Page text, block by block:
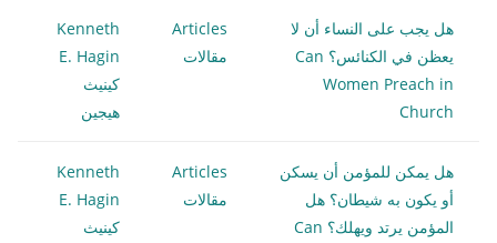
هل يجب على النساء أن لا
يعظن في الكنائس؟ Can
Women Preach in
Church
Articles
مقالات
Kenneth
E. Hagin
كينيث
هيجين
هل يمكن للمؤمن أن يسكن
أو يكون به شيطان؟ هل
المؤمن يرتد ويهلك؟ Can
Articles
مقالات
Kenneth
E. Hagin
كينيث